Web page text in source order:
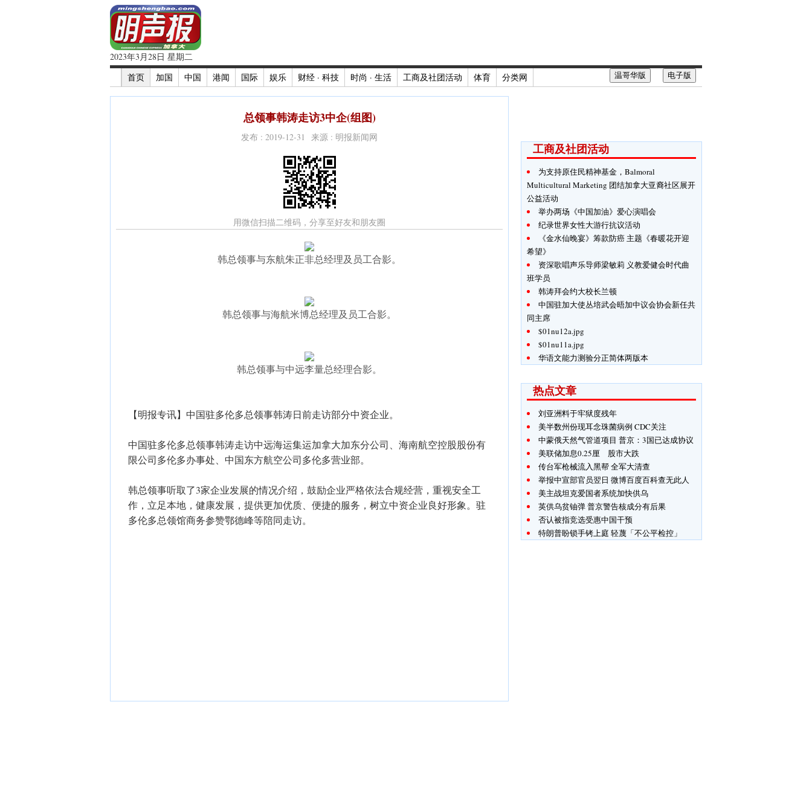
2023年3月28日 星期二
首页
加国 中国 港闻 国际 娱乐 财经 · 科技 时尚 · 生活 工商及社团活动 体育 分类网 电子版
温哥华版
总领事韩涛走访3中企(组图)
发布 : 2019-12-31 来源 : 明报新闻网
用微信扫描二维码，分享至好友和朋友圈
韩总领事与东航朱正非总经理及员工合影。
韩总领事与海航米博总经理及员工合影。
韩总领事与中远李量总经理合影。
【明报专讯】中国驻多伦多总领事韩涛日前走访部分中资企业。
中国驻多伦多总领事韩涛走访中远海运集运加拿大加东分公司、海南航空控股股份有
限公司多伦多办事处、中国东方航空公司多伦多营业部。
韩总领事听取了3家企业发展的情况介绍，鼓励企业严格依法合规经营，重视安全工
作，立足本地，健康发展，提供更加优质、便捷的服务，树立中资企业良好形象。驻
多伦多总领馆商务参赞鄂德峰等陪同走访。
工商及社团活动
为支持原住民精神基金，Balmoral
Multicultural Marketing 团结加拿大亚裔社区展开
公益活动
举办两场《中国加油》爱心演唱会
纪录世界女性大游行抗议活动
《金水仙晚宴》筹款防癌 主题《春暖花开迎
希望》
资深歌唱声乐导师梁敏莉 义教爱健会时代曲
班学员
韩涛拜会约大校长兰顿
中国驻加大使丛培武会晤加中议会协会新任共
同主席
$01nu12a.jpg
$01nu11a.jpg
华语文能力测验分正简体两版本
热点文章
刘亚洲料于牢狱度残年
美半数州份现耳念珠菌病例 CDC关注
中蒙俄天然气管道项目 普京：3国已达成协议
美联储加息0.25厘 股市大跌
传台军枪械流入黑帮 全军大清查
举报中宣部官员翌日 微博百度百科查无此人
美主战坦克爱国者系统加快供乌
英供乌贫铀弹 普京警告核成分有后果
否认被指竞选受惠中国干预
特朗普盼锁手铐上庭 轻蔑「不公平检控」